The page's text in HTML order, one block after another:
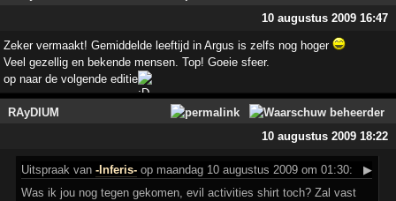
10 augustus 2009 16:47
Zeker vermaakt! Gemiddelde leeftijd in Argus is zelfs nog hoger
Veel gezellig en bekende mensen. Top! Goeie sfeer.
op naar de volgende editie
RAyDIUM
10 augustus 2009 18:22
Uitspraak van-Inferis- op maandag 10 augustus 2009 om 01:30:
▶
Was ik jou nog tegen gekomen, evil activities shirt toch? Zal vast